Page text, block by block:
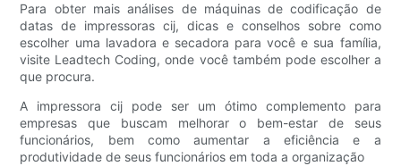
Para obter mais análises de máquinas de codificação de
datas de impressoras cij, dicas e conselhos sobre como
escolher uma lavadora e secadora para você e sua família,
visite Leadtech Coding, onde você também pode escolher a
que procura.
A impressora cij pode ser um ótimo complemento para
empresas que buscam melhorar o bem-estar de seus
funcionários, bem como aumentar a eficiência e a
produtividade de seus funcionários em toda a organização